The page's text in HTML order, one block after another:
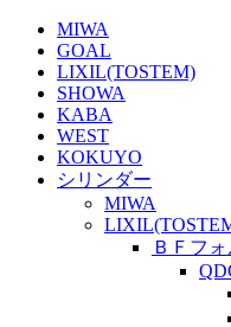
MIWA
GOAL
LIXIL(TOSTEM)
SHOWA
KABA
WEST
KOKUYO
シリンダー
MIWA
ＢＦフ